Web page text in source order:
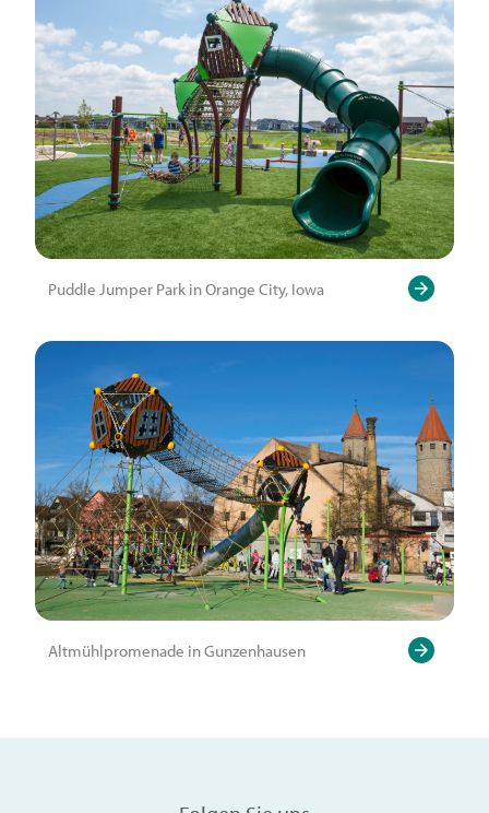
Puddle Jumper Park in Orange City, Iowa
Altmühlpromenade in Gunzenhausen